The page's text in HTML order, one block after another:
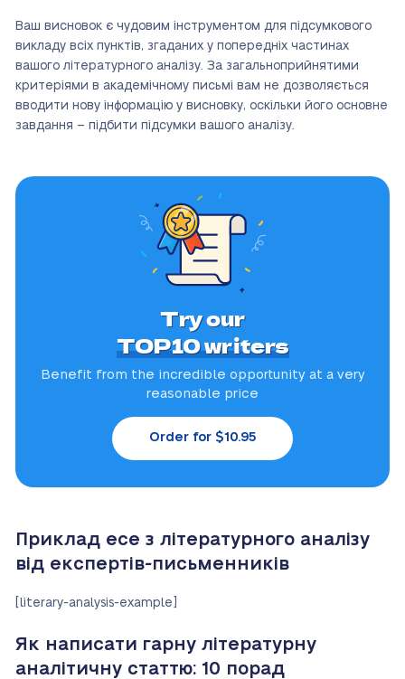
Ваш висновок є чудовим інструментом для підсумкового
викладу всіх пунктів, згаданих у попередніх частинах
вашого літературного аналізу. За загальноприйнятими
критеріями в академічному письмі вам не дозволяється
вводити нову інформацію у висновку, оскільки його основне
завдання – підбити підсумки вашого аналізу.
Try our
TOP10 writers
Benefit from the incredible opportunity at a very
reasonable price
Order for $10.95
Приклад есе з літературного аналізу
від експертів-письменників
[literary-analysis-example]
Як написати гарну літературну
аналітичну статтю: 10 порад